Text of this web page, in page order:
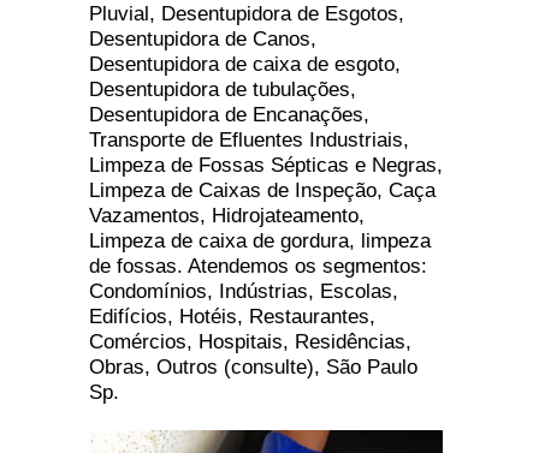
Pluvial, Desentupidora de Esgotos,
Desentupidora de Canos,
Desentupidora de caixa de esgoto,
Desentupidora de tubulações,
Desentupidora de Encanações,
Transporte de Efluentes Industriais,
Limpeza de Fossas Sépticas e Negras,
Limpeza de Caixas de Inspeção, Caça
Vazamentos, Hidrojateamento,
Limpeza de caixa de gordura, limpeza
de fossas. Atendemos os segmentos:
Condomínios, Indústrias, Escolas,
Edifícios, Hotéis, Restaurantes,
Comércios, Hospitais, Residências,
Obras, Outros (consulte), São Paulo
Sp.